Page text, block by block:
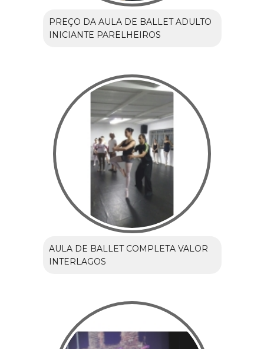
PREÇO DA AULA DE BALLET ADULTO
INICIANTE PARELHEIROS
AULA DE BALLET COMPLETA VALOR
INTERLAGOS